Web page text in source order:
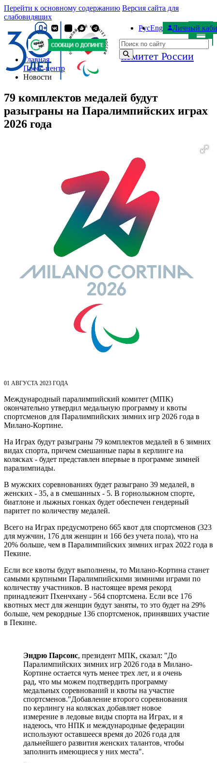
Перейти к основному содержанию Версия сайта для
слабовидящих
Паралимпийский
комитет России
РусEng
Личный
Поиск по сайту
Главная
Пресс-центр
Новости
79 комплектов медалей будут
разыграны на Паралимпийских играх
2026 года
01 АВГУСТА 2023 ГОДА
Международный паралимпийский комитет (МПК)
окончательно утвердил медальную программу и квоты
спортсменов для Паралимпийских зимних игр 2026 года в
Милано-Кортине.
На Играх будут разыграны 79 комплектов медалей в 6 зимних
видах спорта, причем смешанные пары в керлинге на
колясках - будет представлен впервые в программе зимней
паралимпиады.
В мужских соревнованиях будет разыграно 39 медалей, в
женских - 35, а в смешанных - 5. В горнолыжном спорте,
биатлоне и лыжных гонках будет обеспечен гендерный
паритет по количеству медалей.
Всего на Играх предусмотрено 665 квот для спортсменов (323
для мужчин, 176 для женщин и 166 без учета пола), что на
20% больше, чем в Паралимпийских зимних играх 2022 года в
Пекине.
Если все квоты будут выполнены, то Милано-Кортина станет
самыми крупными Паралимпийскими зимними играми по
количеству участников. В настоящее время рекорд
принадлежит Пхенчхану - 564 спортсмена. Если все 176
квотных мест для женщин будут заняты, то это будет на 29%
больше, чем рекордные 136 спортсменок, принявших участие
в Пекине.
Эндрю Парсонс, президент МПК, сказал: "До
Паралимпийских зимних игр 2026 года в Милано-
Кортине остается чуть менее трех лет, и я очень
рад, что мы можем подтвердить программу
медальных соревнований и квоты на участие
спортсменов."Добавление второго соревнования
по керлингу на колясках добавляет новое
измерение в ледовые виды спорта на Играх, и я
надеюсь, что НПК и международные федерации
используют оставшееся время до 2026 года для
дальнейшего развития женских талантов, чтобы
заполнить имеющиеся у них места".